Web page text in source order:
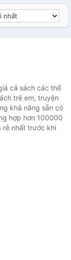
cả sách các thể
trẻ em, truyện
khả năng sẵn có
hợp hơn 100000
rẻ nhất trước khi